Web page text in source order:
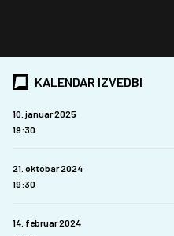
KALENDAR IZVEDBI
10. januar 2025
19:30
21. oktobar 2024
19:30
14. februar 2024